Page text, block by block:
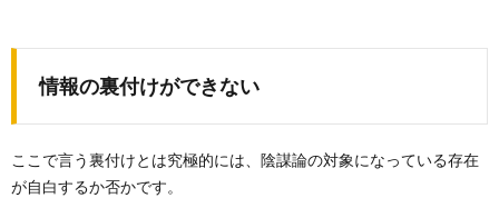
情報の裏付けができない
ここで言う裏付けとは究極的には、陰謀論の対象になっている存在
が自白するか否かです。